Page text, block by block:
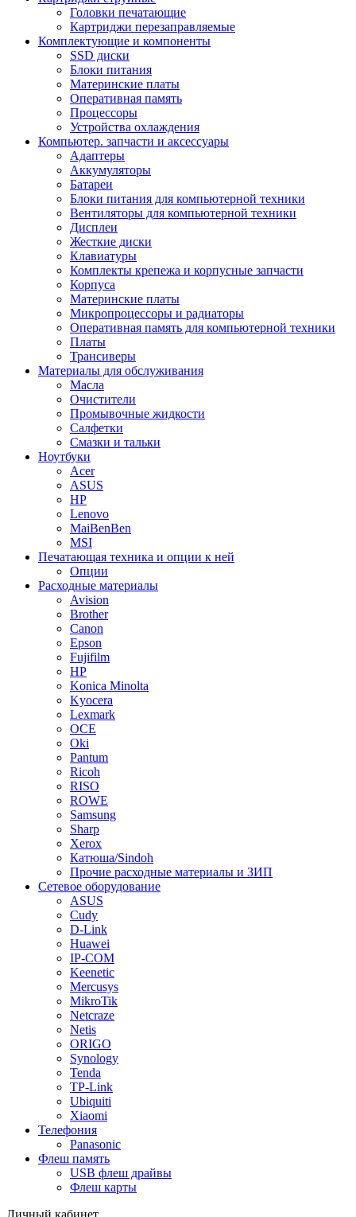
Головки печатающие
Картриджи перезаправляемые
Комплектующие и компоненты
SSD диски
Блоки питания
Материнские платы
Оперативная память
Процессоры
Устройства охлаждения
Компьютер. запчасти и аксессуары
Адаптеры
Аккумуляторы
Батареи
Блоки питания для компьютерной техники
Вентиляторы для компьютерной техники
Дисплеи
Жесткие диски
Клавиатуры
Комплекты крепежа и корпусные запчасти
Корпуса
Материнские платы
Микропроцессоры и радиаторы
Оперативная память для компьютерной техники
Платы
Трансиверы
Материалы для обслуживания
Масла
Очистители
Промывочные жидкости
Салфетки
Смазки и тальки
Ноутбуки
Acer
ASUS
HP
Lenovo
MaiBenBen
MSI
Печатающая техника и опции к ней
Опции
Расходные материалы
Avision
Brother
Canon
Epson
Fujifilm
HP
Konica Minolta
Kyocera
Lexmark
OCE
Oki
Pantum
Ricoh
RISO
ROWE
Samsung
Sharp
Xerox
Катюша/Sindoh
Прочие расходные материалы и ЗИП
Сетевое оборудование
ASUS
Cudy
D-Link
Huawei
IP-COM
Keenetic
Mercusys
MikroTik
Netcraze
Netis
ORIGO
Synology
Tenda
TP-Link
Ubiquiti
Xiaomi
Телефония
Panasonic
Флеш память
USB флеш драйвы
Флеш карты
Личный кабинет